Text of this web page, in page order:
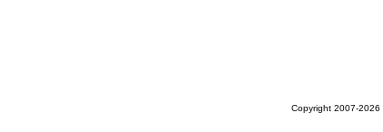
Copyright 2007-2026